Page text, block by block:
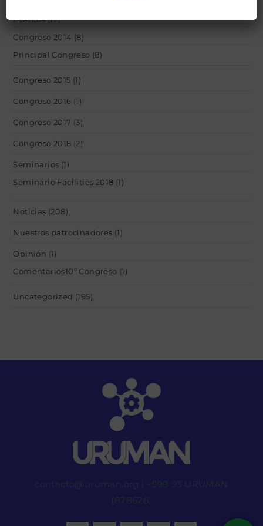
Eventos (17)
Congreso 2014 (8)
Principal Congreso (8)
Congreso 2015 (1)
Congreso 2016 (1)
Congreso 2017 (3)
Congreso 2018 (2)
Seminarios (1)
Seminario Facilities 2018 (1)
Noticias (208)
Nuestros patrocinadores (1)
Opinión (1)
Comentarios10º Congreso (1)
Uncategorized (195)